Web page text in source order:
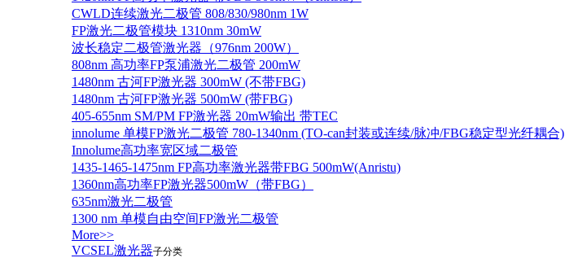
CWLD连续激光二极管 808/830/980nm 1W
FP激光二极管模块 1310nm 30mW
波长稳定二极管激光器（976nm 200W）
808nm 高功率FP泵浦激光二极管 200mW
1480nm 古河FP激光器 300mW (不带FBG)
1480nm 古河FP激光器 500mW (带FBG)
405-655nm SM/PM FP激光器 20mW输出 带TEC
innolume 单模FP激光二极管 780-1340nm (TO-can封装或连续/脉冲/FBG稳定型光纤耦合)
Innolume高功率宽区域二极管
1435-1465-1475nm FP高功率激光器带FBG 500mW(Anristu)
1360nm高功率FP激光器500mW（带FBG）
635nm激光二极管
1300 nm 单模自由空间FP激光二极管
More>>
VCSEL激光器子分类